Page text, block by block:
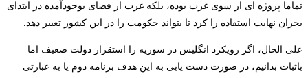
تماما پروژه ای از سوی غرب بوده، بلکه غرب از فضای بوجودآمده در ابتدای
بحران نهایت استفاده را کرد تا بتواند حکومت را در این کشور تغییر دهد.
علی الحال، اگر رویکرد انگلیس در سوریه را استقرار دولت ضعیف اما
باثبات بدانیم، در صورت دست یابی به این هدف برنامه دوم یا به عبارتی